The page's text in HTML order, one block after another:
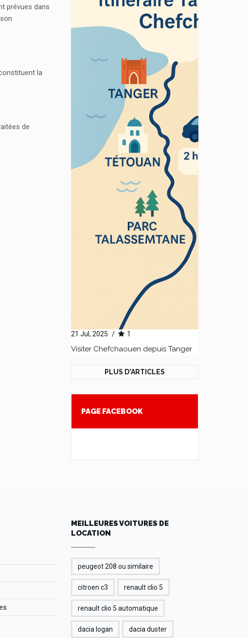
prévues dans
la
de
21 Jul, 2025 / 1
Visiter Chefchaouen depuis Tanger
PLUS D'ARTICLES
PAGE FACEBOOK
MEILLEURES VOITURES DE
LOCATION
peugeot 208 ou similaire
citroen c3 renault clio 5
renault clio 5 automatique
dacia logan dacia duster